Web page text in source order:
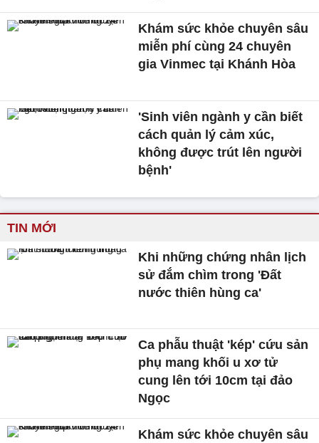
Khám sức khỏe chuyên sâu
miễn phí cùng 24 chuyên
gia Vinmec tại Khánh Hòa
'Sinh viên ngành y cần biết
cách quản lý cảm xúc,
không được trút lên người
bệnh'
TIN MỚI
Khi những chứng nhân lịch
sử đắm chìm trong 'Đất
nước thiên hùng ca'
Ca phẫu thuật 'kép' cứu sản
phụ mang khối u xơ tử
cung lên tới 10cm tại đảo
Ngọc
Khám sức khỏe chuyên sâu